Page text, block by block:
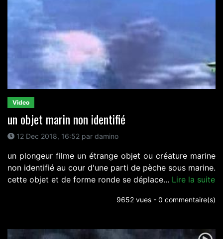
Video
un objet marin non identifié
12 Dec 2018, 16:52 par damino
un plongeur filme un étrange objet ou créature marine
non identifié au cour d'une parti de pèche sous marine.
cette objet et de forme ronde se déplace... Lire la suite
9652 vues - 0 commentaire(s)